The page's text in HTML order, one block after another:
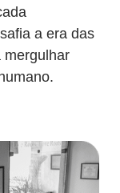
a era das
mergulhar